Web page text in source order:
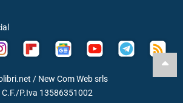
/ New Com Web srls
C.F./P.Iva 13586351002